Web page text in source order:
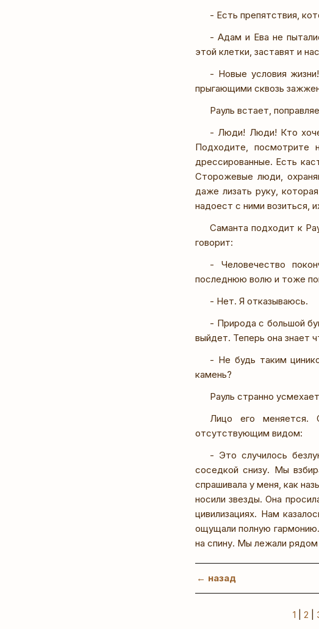
- Есть препятствия,
- Адам и Ева не
этой клетки, заставят и
- Новые условия
прыгающими сквозь
Рауль встает,
- Люди! Люди! Кто
Подходите,
дрессированные. Есть
Сторожевые люди,
даже лизать руку,
надоест с ними возиться,
Саманта подходит к
говорит:
- Человечество
последнюю волю и тоже
- Нет. Я отказываюсь.
- Природа с большой
выйдет. Теперь она знает
- Не будь таким
камень?
Рауль странно
Лицо его меняется.
отсутствующим видом:
- Это случилось
соседкой снизу. Мы
спрашивала у меня, как
носили звезды. Она
цивилизациях. Нам
ощущали полную
на спину. Мы лежали
← назад
1 2